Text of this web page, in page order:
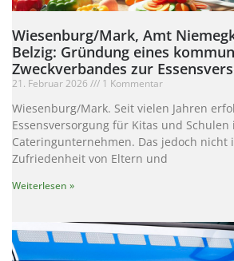
Wiesenburg/Mark, Amt
Belzig: Gründung eines
Zweckverbandes zur
21. Februar 2026 1 Kommentar
Wiesenburg/Mark. Seit vielen Jahren
Essensversorgung für Kitas und
Cateringunternehmen. Das jedoch nicht
Zufriedenheit von Eltern und
Weiterlesen »